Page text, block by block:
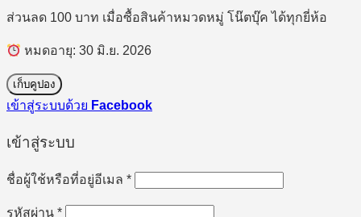
ส่วนลด 100 บาท เมื่อซื้อสินค้าหมวดหมู่ โน๊ตบุ๊ค ได้ทุกยี่ห้อ
หมดอายุ: 30 มิ.ย. 2026
เก็บคูปอง
เข้าสู่ระบบด้วย Facebook
เข้าสู่ระบบ
ชื่อผู้ใช้หรือที่อยู่อีเมล *ต้องการ
รหัสผ่าน *ต้องการ